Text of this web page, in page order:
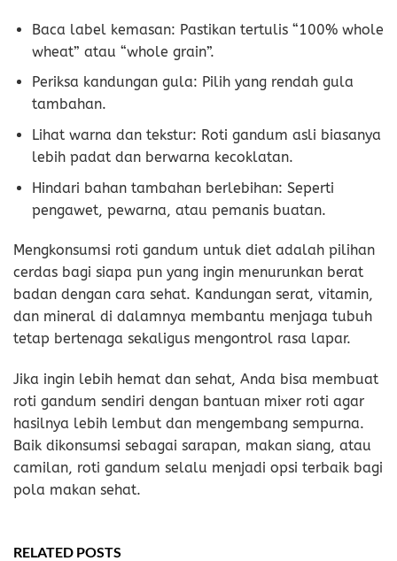
Baca label kemasan: Pastikan tertulis “100% whole
wheat” atau “whole grain”.
Periksa kandungan gula: Pilih yang rendah gula
tambahan.
Lihat warna dan tekstur: Roti gandum asli biasanya
lebih padat dan berwarna kecoklatan.
Hindari bahan tambahan berlebihan: Seperti
pengawet, pewarna, atau pemanis buatan.
Mengkonsumsi roti gandum untuk diet adalah pilihan
cerdas bagi siapa pun yang ingin menurunkan berat
badan dengan cara sehat. Kandungan serat, vitamin,
dan mineral di dalamnya membantu menjaga tubuh
tetap bertenaga sekaligus mengontrol rasa lapar.
Jika ingin lebih hemat dan sehat, Anda bisa membuat
roti gandum sendiri dengan bantuan mixer roti agar
hasilnya lebih lembut dan mengembang sempurna.
Baik dikonsumsi sebagai sarapan, makan siang, atau
camilan, roti gandum selalu menjadi opsi terbaik bagi
pola makan sehat.
RELATED POSTS